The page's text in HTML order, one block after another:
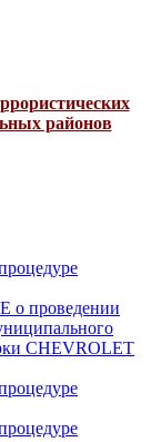
районов
CHEVROLET